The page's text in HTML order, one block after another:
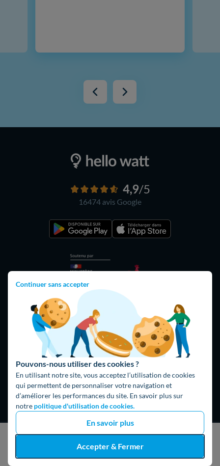
Continuer sans accepter
Pouvons-nous utiliser des cookies ?
En utilisant notre site, vous acceptez l’utilisation de cookies
qui permettent de personnaliser votre navigation et
d’améliorer les performances du site. En savoir plus sur
notre politique d'utilisation de cookies.
En savoir plus
Accepter & Fermer
J'obtiens un devis gratuit
4,9/5
16474 avis Google
Hello What ?
Blog
L'équipe de rédaction
Hello Watt Espagne
Jobs
Parrainage